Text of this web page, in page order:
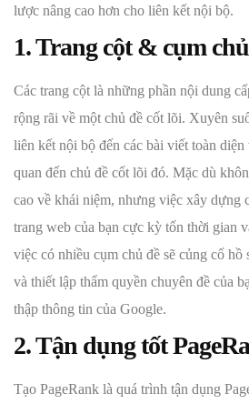
lược nâng cao hơn cho liên kết nội bộ.
1. Trang cột & cụm
Các trang cột là những phần nội dung
rộng rãi về một chủ đề cốt lõi. Xuyên
liên kết nội bộ đến các bài viết toàn diện
quan đến chủ đề cốt lõi đó. Mặc dù
cao về khái niệm, nhưng việc xây dựng
trang web của bạn cực kỳ tốn thời gian
việc có nhiều cụm chủ đề sẽ củng cố hồ
và thiết lập thẩm quyền chuyên đề của
thập thông tin của Google.
2. Tận dụng tốt
Tạo PageRank là quá trình tận dụng